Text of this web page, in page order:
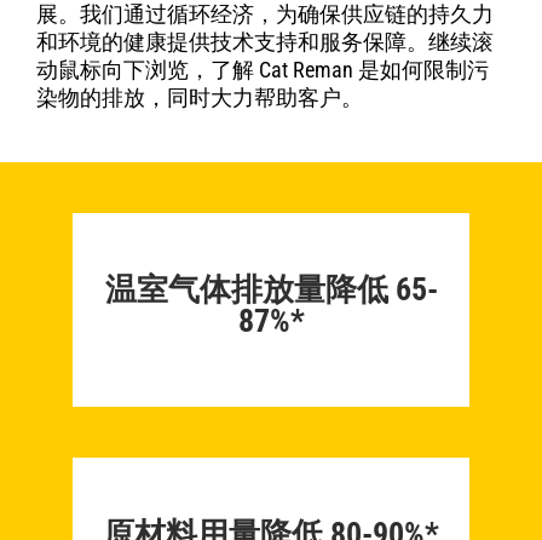
展。我们通过循环经济，为确保供应链的持久力
和环境的健康提供技术支持和服务保障。继续滚
动鼠标向下浏览，了解 Cat Reman 是如何限制污
染物的排放，同时大力帮助客户。
温室气体排放量降低 65-
87%*